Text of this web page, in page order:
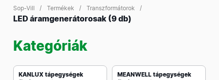
Sop-Vill Termékek Transzformátorok
LED áramgenerátorosak (9 db)
Kategóriák
KANLUX tápegységek
MEANWELL tápegységek